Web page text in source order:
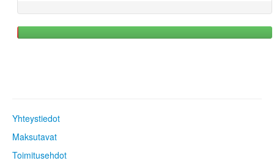
Yhteystiedot
Maksutavat
Toimitusehdot